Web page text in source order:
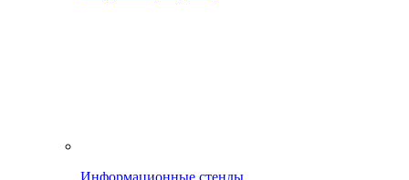
Информационные стенды